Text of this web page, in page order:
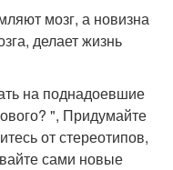
мозг, а новизна
делает жизнь
на поднадоевшие
", Придумайте
от стереотипов,
сами новые